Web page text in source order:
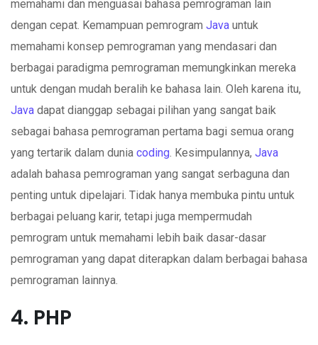
memahami dan menguasai bahasa pemrograman lain
dengan cepat. Kemampuan pemrogram Java untuk
memahami konsep pemrograman yang mendasari dan
berbagai paradigma pemrograman memungkinkan mereka
untuk dengan mudah beralih ke bahasa lain. Oleh karena itu,
Java dapat dianggap sebagai pilihan yang sangat baik
sebagai bahasa pemrograman pertama bagi semua orang
yang tertarik dalam dunia coding . Kesimpulannya, Java
adalah bahasa pemrograman yang sangat serbaguna dan
penting untuk dipelajari. Tidak hanya membuka pintu untuk
berbagai peluang karir, tetapi juga mempermudah
pemrogram untuk memahami lebih baik dasar-dasar
pemrograman yang dapat diterapkan dalam berbagai bahasa
pemrograman lainnya.
4. PHP